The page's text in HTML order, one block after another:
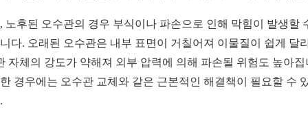
노후된 오수관의 경우 부식이나 파손으로 인해 막힘이 발생할
다. 오래된 오수관은 내부 표면이 거칠어져 이물질이 쉽게 달
자체의 강도가 약해져 외부 압력에 의해 파손될 위험도 높아집
경우에는 오수관 교체와 같은 근본적인 해결책이 필요할 수